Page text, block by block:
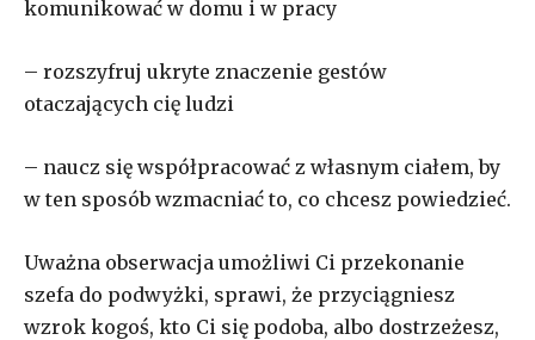
komunikować w domu i w pracy
– rozszyfruj ukryte znaczenie gestów
otaczających cię ludzi
– naucz się współpracować z własnym ciałem, by
w ten sposób wzmacniać to, co chcesz powiedzieć.
Uważna obserwacja umożliwi Ci przekonanie
szefa do podwyżki, sprawi, że przyciągniesz
wzrok kogoś, kto Ci się podoba, albo dostrzeżesz,